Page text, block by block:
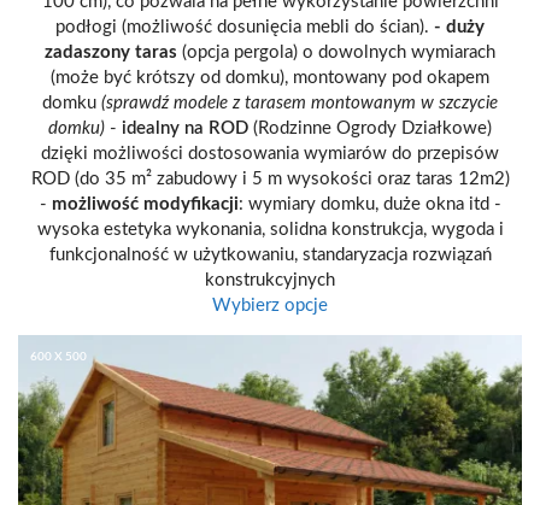
podłogi (możliwość dosunięcia mebli do ścian). - duży
zadaszony taras (opcja pergola) o dowolnych wymiarach
(może być krótszy od domku), montowany pod okapem
domku (sprawdź modele z tarasem montowanym w szczycie
domku) - idealny na ROD (Rodzinne Ogrody Działkowe)
dzięki możliwości dostosowania wymiarów do przepisów
ROD (do 35 m² zabudowy i 5 m wysokości oraz taras 12m2)
- możliwość modyfikacji: wymiary domku, duże okna itd -
wysoka estetyka wykonania, solidna konstrukcja, wygoda i
funkcjonalność w użytkowaniu, standaryzacja rozwiązań
konstrukcyjnych
Wybierz opcje
600 X 500